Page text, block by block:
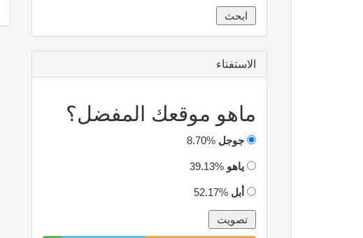
الاستفتاء
ماهو موقعك المفضل؟
جوجل 8.70%
ياهو 39.13%
أبل 52.17%